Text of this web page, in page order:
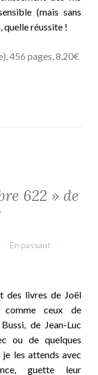
(mais sans
quelle réussite !
456 pages, 8,20€
622 » de
En passant
des livres de Joël
comme ceux de
de Jean-Luc
ou de quelques
je les attends avec
guette leur